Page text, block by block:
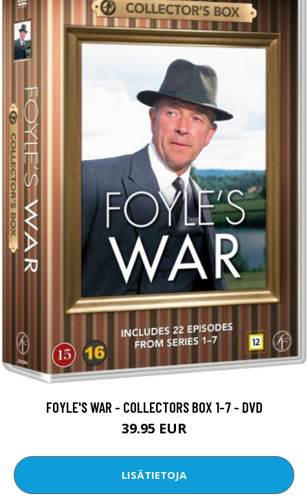
FOYLE'S WAR - COLLECTORS BOX 1-7 - DVD
39.95 EUR
LISÄTIETOJA